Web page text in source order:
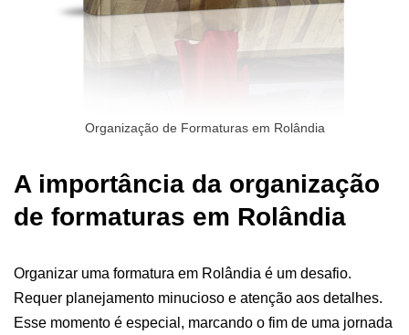
Organização de Formaturas em Rolândia
A importância da organização
de formaturas em Rolândia
Organizar uma formatura em Rolândia é um desafio.
Requer planejamento minucioso e atenção aos detalhes.
Esse momento é especial, marcando o fim de uma jornada